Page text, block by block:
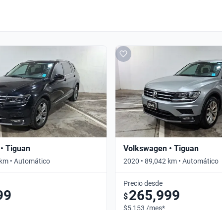
Tiguan
• Automático
Volkswagen • Tiguan
2020 • 89,042 km • Automático
Precio desde
$265,999
$5,153 /mes*